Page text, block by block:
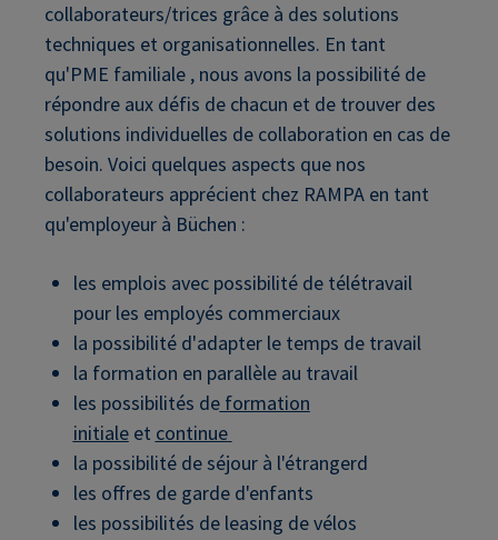
collaborateurs/trices grâce à des solutions
techniques et organisationnelles. En tant
qu'PME familiale , nous avons la possibilité de
répondre aux défis de chacun et de trouver des
solutions individuelles de collaboration en cas de
besoin. Voici quelques aspects que nos
collaborateurs apprécient chez RAMPA en tant
qu'employeur à Büchen :
les emplois avec possibilité de télétravail
pour les employés commerciaux
la possibilité d'adapter le temps de travail
la formation en parallèle au travail
les possibilités deformation
initialeet continue
la possibilité de séjour à l'étrangerd
les offres de garde d'enfants
les possibilités de leasing de vélos